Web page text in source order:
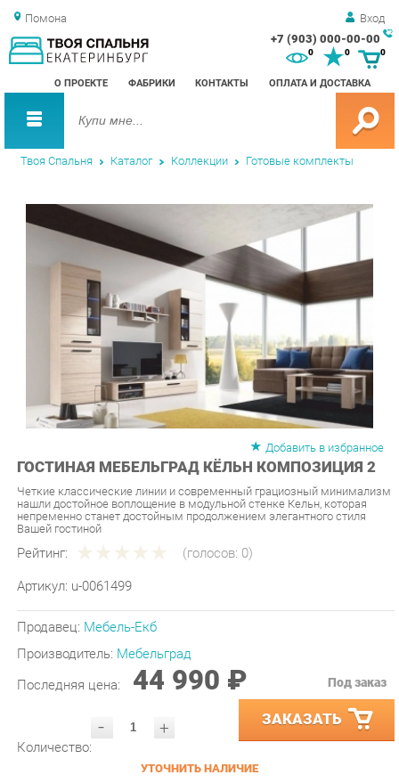
Помона Вход
+7 (903) 000-00-00
О ПРОЕКТЕ ФАБРИКИ КОНТАКТЫ ОПЛАТА И ДОСТАВКА
0 0
Твоя Спальня Каталог Коллекции Готовые комплекты
Добавить в избранное
ГОСТИНАЯ МЕБЕЛЬГРАД КЁЛЬН КОМПОЗИЦИЯ 2
Четкие классические линии и современный грациозный минимализм
нашли достойное воплощение в модульной стенке Кельн, которая
непременно станет достойным продолжением элегантного стиля
Вашей гостиной
Рейтинг:
Артикул: u-0061499
Производитель:Мебельград
Последняя цена:
44 990 ₽
- ЗАКАЗАТЬ
УТОЧНИТЬ НАЛИЧИЕ
ПРИГЛАСИТЬ ЗАМЕРЩИКА